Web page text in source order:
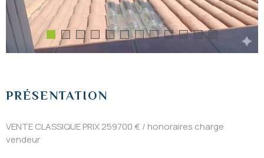
PRÉSENTATION
VENTE CLASSIQUE PRIX 259700 € / honoraires charge
vendeur